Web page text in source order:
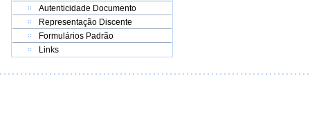
Autenticidade Documento
Representação Discente
Formulários Padrão
Links